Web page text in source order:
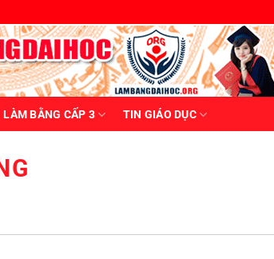
LÀM BẰNG CẤP 3 TIN GIÁO DỤC